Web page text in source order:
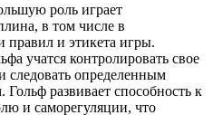
роль играет
в том числе в
правил и этикета игры.
учатся контролировать свое
следовать определенным
Гольф развивает способность к
и саморегуляции, что